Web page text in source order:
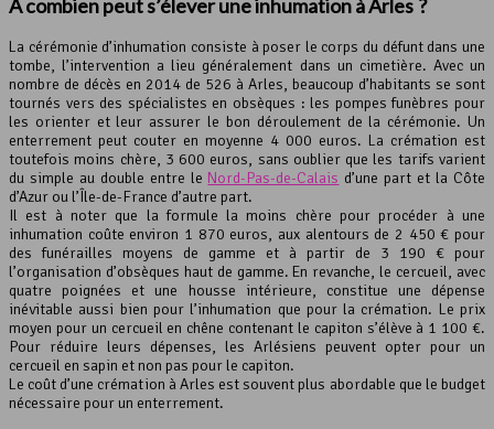
A combien peut s’élever une inhumation à Arles ?
La cérémonie d’inhumation consiste à poser le corps du défunt dans une
tombe, l’intervention a lieu généralement dans un cimetière. Avec un
nombre de décès en 2014 de 526 à Arles, beaucoup d’habitants se sont
tournés vers des spécialistes en obsèques : les pompes funèbres pour
les orienter et leur assurer le bon déroulement de la cérémonie. Un
enterrement peut couter en moyenne 4 000 euros. La crémation est
toutefois moins chère, 3 600 euros, sans oublier que les tarifs varient
du simple au double entre le Nord-Pas-de-Calais d’une part et la Côte
d’Azur ou l’Île-de-France d’autre part.
Il est à noter que la formule la moins chère pour procéder à une
inhumation coûte environ 1 870 euros, aux alentours de 2 450 € pour
des funérailles moyens de gamme et à partir de 3 190 € pour
l’organisation d’obsèques haut de gamme. En revanche, le cercueil, avec
quatre poignées et une housse intérieure, constitue une dépense
inévitable aussi bien pour l’inhumation que pour la crémation. Le prix
moyen pour un cercueil en chêne contenant le capiton s’élève à 1 100 €.
Pour réduire leurs dépenses, les Arlésiens peuvent opter pour un
cercueil en sapin et non pas pour le capiton.
Le coût d’une crémation à Arles est souvent plus abordable que le budget
nécessaire pour un enterrement.